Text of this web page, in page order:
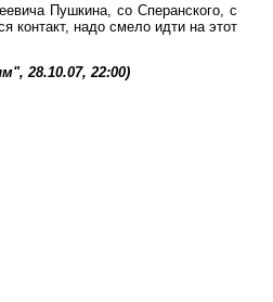
Пушкина, со Сперанского, с
контакт, надо смело идти на этот
28.10.07, 22:00)